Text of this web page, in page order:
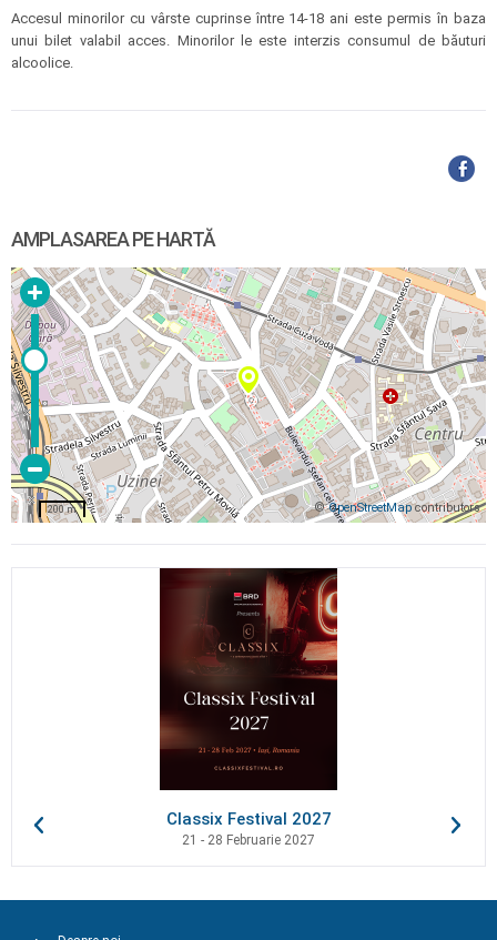
Accesul minorilor cu vârste cuprinse între 14-18 ani este permis în baza
unui bilet valabil acces. Minorilor le este interzis consumul de băuturi
alcoolice.
AMPLASAREA PE HARTĂ
©OpenStreetMapcontributors
200 m
Classix Festival 2027
21 - 28 Februarie 2027